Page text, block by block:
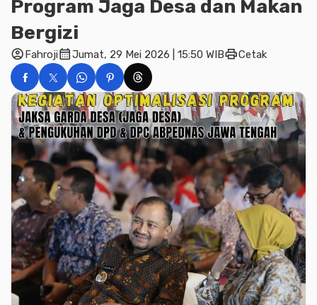
Program Jaga Desa dan Makan
Bergizi
account_circleFahrojicalendar_monthJumat, 29 Mei 2026 | 15:50 WIBprintCetak